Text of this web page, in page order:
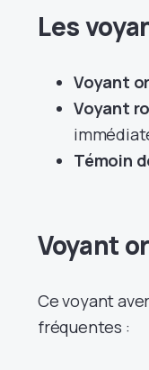
Les
Voyant
Voyant
Témoin
Voyant
Ce voyant
fréquentes :